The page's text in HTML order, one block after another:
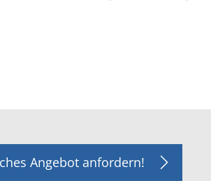
Angebot anfordern!